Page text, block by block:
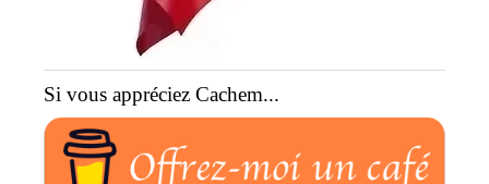
Si vous appréciez Cachem...